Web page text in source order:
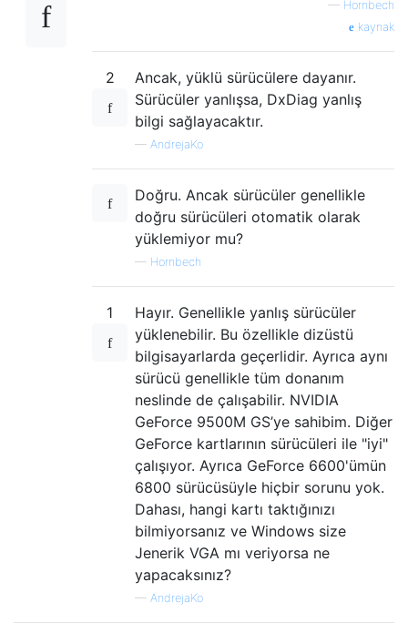
— Hornbech
kaynak
2
Ancak, yüklü sürücülere dayanır.
Sürücüler yanlışsa, DxDiag yanlış
bilgi sağlayacaktır.
— AndrejaKo
Doğru. Ancak sürücüler genellikle
doğru sürücüleri otomatik olarak
yüklemiyor mu?
— Hornbech
1
Hayır. Genellikle yanlış sürücüler
yüklenebilir. Bu özellikle dizüstü
bilgisayarlarda geçerlidir. Ayrıca aynı
sürücü genellikle tüm donanım
neslinde de çalışabilir. NVIDIA
GeForce 9500M GS’ye sahibim. Diğer
GeForce kartlarının sürücüleri ile "iyi"
çalışıyor. Ayrıca GeForce 6600'ümün
6800 sürücüsüyle hiçbir sorunu yok.
Dahası, hangi kartı taktığınızı
bilmiyorsanız ve Windows size
Jenerik VGA mı veriyorsa ne
yapacaksınız?
— AndrejaKo